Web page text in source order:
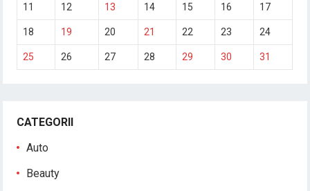
11 12 13 14 15 16 17
18 19 20 21 22 23 24
25 26 27 28 29 30 31
CATEGORII
Auto
Beauty